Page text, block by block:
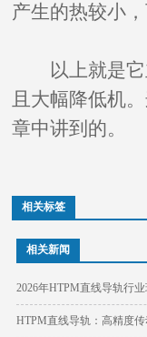
产生的热较小
以上就是它
且大幅降低机
章中讲到的。
相关标签
相关新闻
2026年HTPM直线导轨行
HTPM直线导轨：高精度